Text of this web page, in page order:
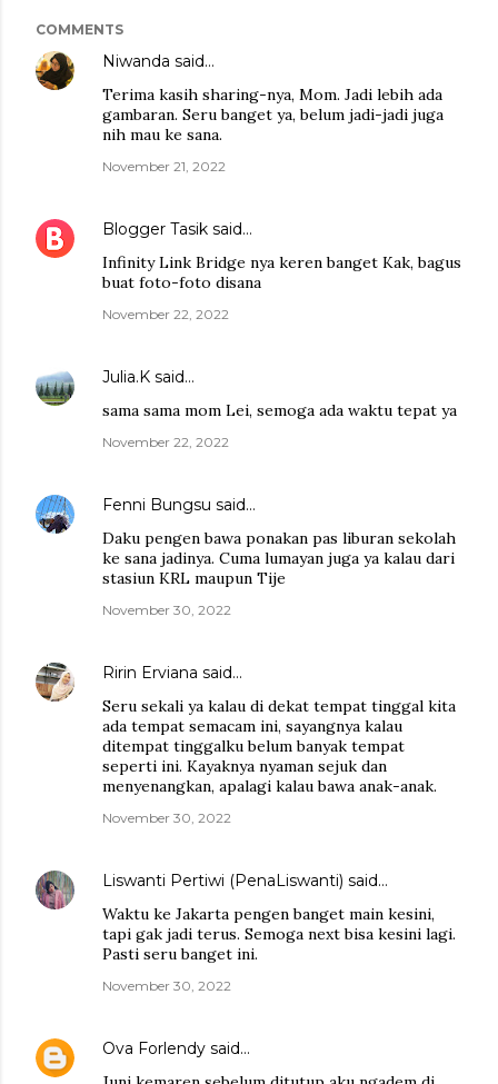
COMMENTS
Niwanda said…
Terima kasih sharing-nya, Mom. Jadi lebih ada
gambaran. Seru banget ya, belum jadi-jadi juga
nih mau ke sana.
November 21, 2022
Blogger Tasik said…
Infinity Link Bridge nya keren banget Kak, bagus
buat foto-foto disana
November 22, 2022
Julia.K said…
sama sama mom Lei, semoga ada waktu tepat ya
November 22, 2022
Fenni Bungsu said…
Daku pengen bawa ponakan pas liburan sekolah
ke sana jadinya. Cuma lumayan juga ya kalau dari
stasiun KRL maupun Tije
November 30, 2022
Ririn Erviana said…
Seru sekali ya kalau di dekat tempat tinggal kita
ada tempat semacam ini, sayangnya kalau
ditempat tinggalku belum banyak tempat
seperti ini. Kayaknya nyaman sejuk dan
menyenangkan, apalagi kalau bawa anak-anak.
November 30, 2022
Liswanti Pertiwi (PenaLiswanti) said…
Waktu ke Jakarta pengen banget main kesini,
tapi gak jadi terus. Semoga next bisa kesini lagi.
Pasti seru banget ini.
November 30, 2022
Ova Forlendy said…